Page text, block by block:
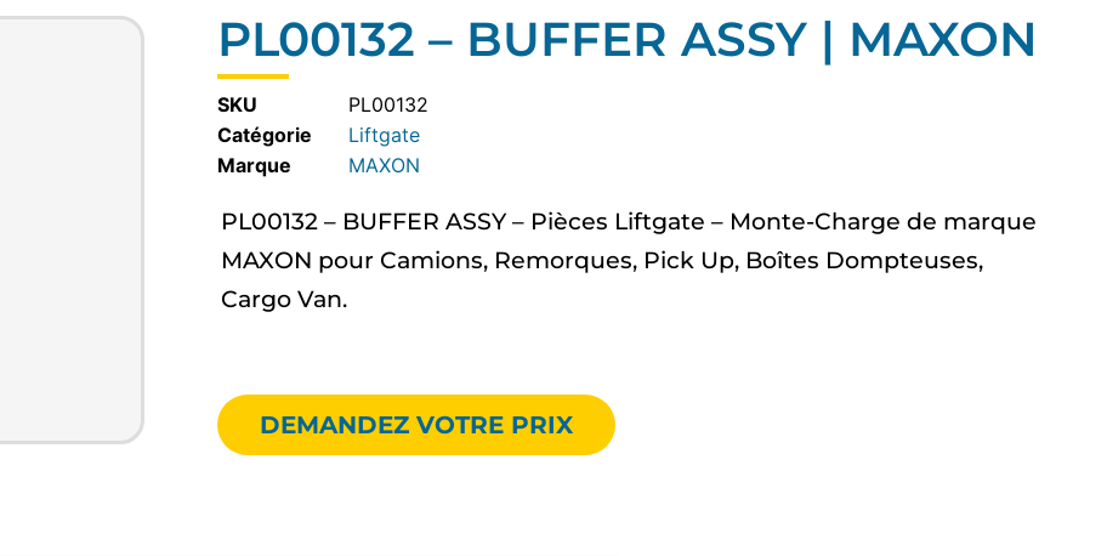
PL00132 – BUFFER ASSY | MAXON
SKU
PL00132
Catégorie
Liftgate
MAXON
PL00132 – BUFFER ASSY – Pièces Liftgate – Monte-Charge de marque
MAXON pour Camions, Remorques, Pick Up, Boîtes Dompteuses,
Cargo Van.
DEMANDEZ VOTRE PRIX